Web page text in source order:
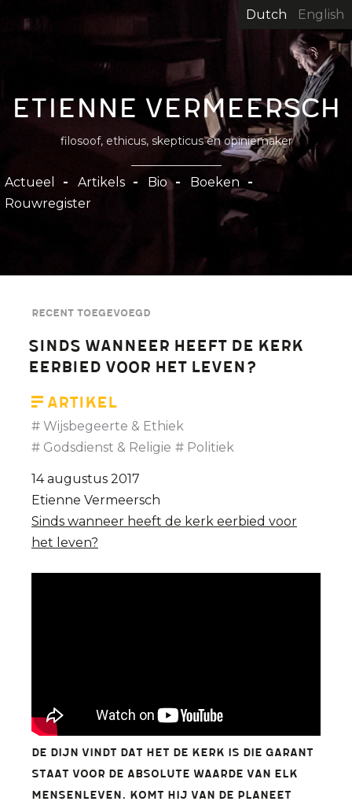
inhoud
gaan
Dutch English
Etienne Vermeersch
filosoof, ethicus, skepticus en opiniemaker
Hoofdnavigatie
Actueel Artikels Bio
Boeken
Rouwregister
Recent toegevoegd
Sinds wanneer heeft de Kerk
eerbied voor het leven?
Artikel
Wijsbegeerte & Ethiek
Godsdienst & Religie
Politiek
14 augustus 2017
Etienne Vermeersch
Sinds wanneer heeft de kerk eerbied voor
het leven?
De Dijn vindt dat het de Kerk is die garant
staat voor de absolute waarde van elk
mensenleven. Komt hij van de planeet